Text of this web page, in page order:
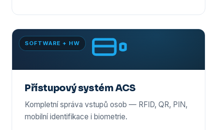
SOFTWARE + HW
Přístupový systém ACS
Kompletní správa vstupů osob — RFID, QR, PIN,
mobilní identifikace i biometrie.